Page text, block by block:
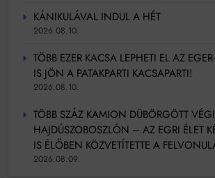
KÁNIKULÁVAL INDUL A HÉT
2026.08.10.
TÖBB EZER KACSA LEPHETI EL AZ
IS JÖN A PATAKPARTI KACSAPARTI!
2026.08.10.
TÖBB SZÁZ KAMION DÜBÖRGÖTT
HAJDÚSZOBOSZLÓN – AZ EGRI ÉLET
IS ÉLŐBEN KÖZVETÍTETTE A
2026.08.09.